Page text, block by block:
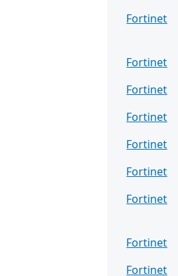
Fortinet
Fortinet
Fortinet
Fortinet
Fortinet
Fortinet
Fortinet
Fortinet
Fortinet